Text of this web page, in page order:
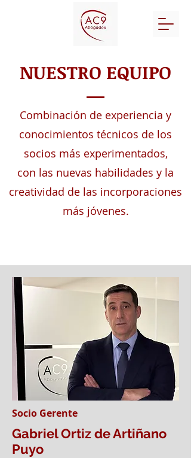
NUESTRO EQUIPO
Combinación de experiencia y
conocimientos técnicos de los
socios más experimentados,
con las nuevas habilidades y la
creatividad de las incorporaciones
más jóvenes.
Socio Gerente
Gabriel Ortiz de Artiñano
Puyo